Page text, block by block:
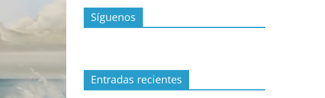
Síguenos
Entradas recientes